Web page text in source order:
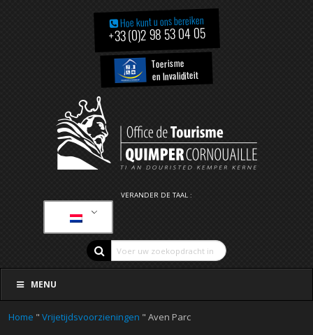
Hoe kunt u ons bereiken
+33 (0)2 98 53 04 05
Toerisme
en Invaliditeit
VERANDER DE TAAL :
MENU
Home "Vrijetijdsvoorzieningen "Aven Parc